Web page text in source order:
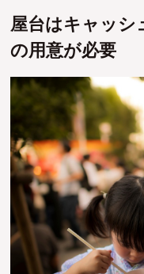
屋台はキャッシ
の用意が必要